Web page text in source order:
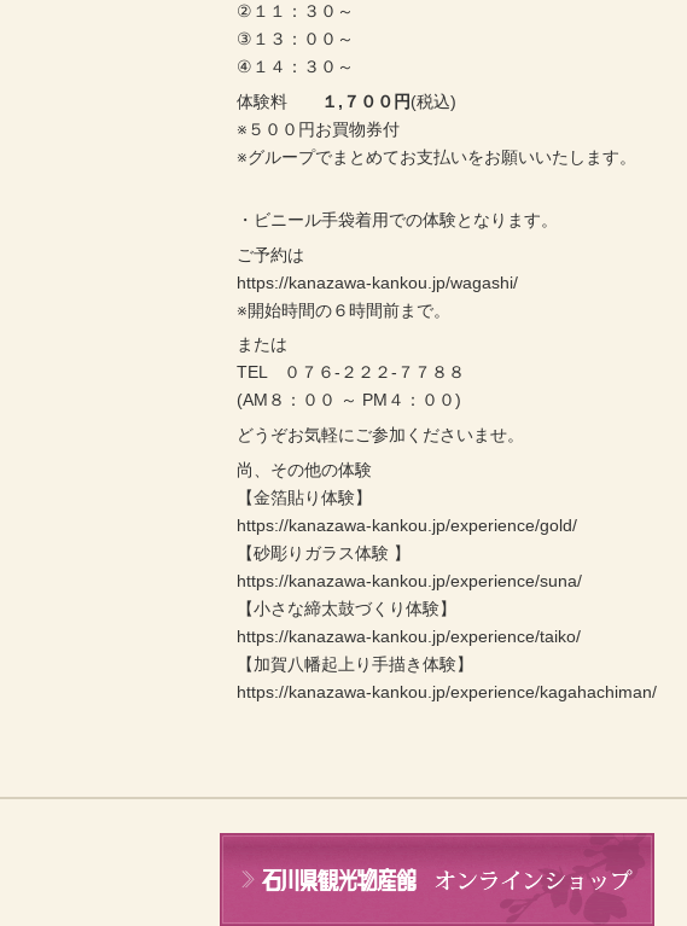
②１１：３０～
③１３：００～
④１４：３０～
体験料
１,７００円(税込)
※５００円お買物券付
※グループでまとめてお支払いをお願いいたします。
・ビニール手袋着用での体験となります。
ご予約は
https://kanazawa-kankou.jp/wagashi/
※開始時間の６時間前まで。
または
TEL ０７６-２２２-７７８８
(AM８：００ ～ PM４：００)
どうぞお気軽にご参加くださいませ。
尚、その他の体験
【金箔貼り体験】
https://kanazawa-kankou.jp/experience/gold/
【砂彫りガラス体験 】
https://kanazawa-kankou.jp/experience/suna/
【小さな締太鼓づくり体験】
https://kanazawa-kankou.jp/experience/taiko/
【加賀八幡起上り手描き体験】
https://kanazawa-kankou.jp/experience/kagahachiman/